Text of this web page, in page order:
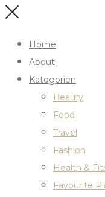
Home
About
Kategorien
Beauty
Food
Travel
Fashion
Health &
Favourite